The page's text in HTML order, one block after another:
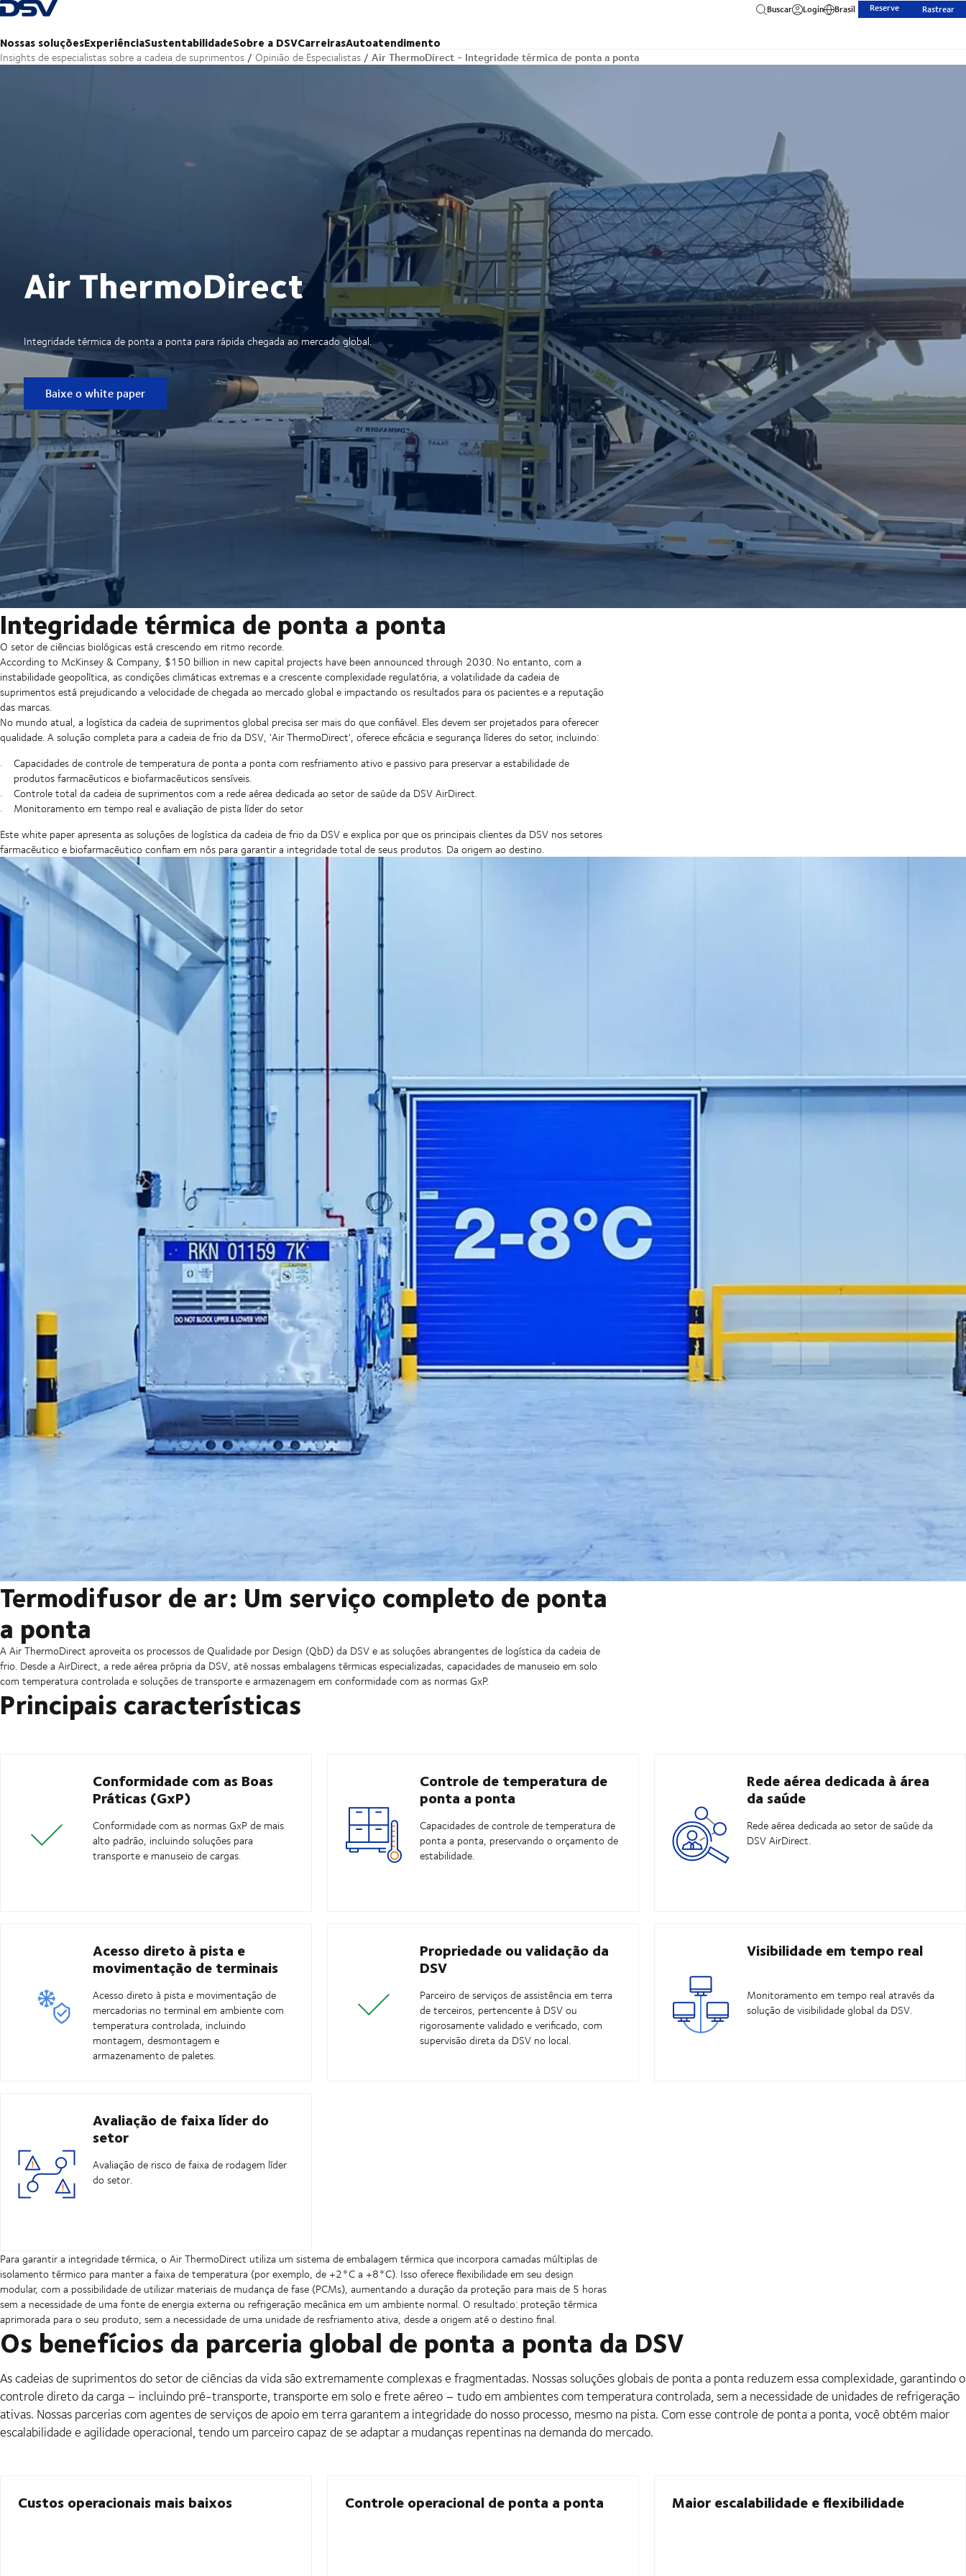
Voltar à página inicial
Nossas soluçõesExperiênciaSustentabilidadeSobre a DSVCarreirasAutoatendimento
Buscar Login Brasil Reserve Rastrear
Insights de especialistas sobre a cadeia de suprimentos Opinião de Especialistas Air ThermoDirect - Integridade térmica de ponta a ponta
Air ThermoDirect
Integridade térmica de ponta a ponta para rápida chegada ao mercado global.
Baixe o white paper
Integridade térmica de ponta a ponta
O setor de ciências biológicas está crescendo em ritmo recorde.
According to McKinsey & Company, $150 billion in new capital projects have been announced through 2030. No entanto, com a
instabilidade geopolítica, as condições climáticas extremas e a crescente complexidade regulatória, a volatilidade da cadeia de
suprimentos está prejudicando a velocidade de chegada ao mercado global e impactando os resultados para os pacientes e a reputação
das marcas.
No mundo atual, a logística da cadeia de suprimentos global precisa ser mais do que confiável. Eles devem ser projetados para oferecer
qualidade. A solução completa para a cadeia de frio da DSV, 'Air ThermoDirect', oferece eficácia e segurança líderes do setor, incluindo:
Capacidades de controle de temperatura de ponta a ponta com resfriamento ativo e passivo para preservar a estabilidade de
produtos farmacêuticos e biofarmacêuticos sensíveis.
Controle total da cadeia de suprimentos com a rede aérea dedicada ao setor de saúde da DSV AirDirect.
Monitoramento em tempo real e avaliação de pista líder do setor
Este white paper apresenta as soluções de logística da cadeia de frio da DSV e explica por que os principais clientes da DSV nos setores
farmacêutico e biofarmacêutico confiam em nós para garantir a integridade total de seus produtos. Da origem ao destino.
Termodifusor de ar: Um serviço completo de ponta
a ponta
A Air ThermoDirect aproveita os processos de Qualidade por Design (QbD) da DSV e as soluções abrangentes de logística da cadeia de
frio. Desde a AirDirect, a rede aérea própria da DSV, até nossas embalagens térmicas especializadas, capacidades de manuseio em solo
com temperatura controlada e soluções de transporte e armazenagem em conformidade com as normas GxP.
Principais características
Conformidade com as Boas
Práticas (GxP)
Conformidade com as normas GxP de mais
alto padrão, incluindo soluções para
transporte e manuseio de cargas.
Controle de temperatura de
ponta a ponta
Capacidades de controle de temperatura de
ponta a ponta, preservando o orçamento de
estabilidade.
Rede aérea dedicada à área
da saúde
Rede aérea dedicada ao setor de saúde da
DSV AirDirect.
Acesso direto à pista e
movimentação de terminais
Acesso direto à pista e movimentação de
mercadorias no terminal em ambiente com
temperatura controlada, incluindo
montagem, desmontagem e
armazenamento de paletes.
Propriedade ou validação da
DSV
Parceiro de serviços de assistência em terra
de terceiros, pertencente à DSV ou
rigorosamente validado e verificado, com
supervisão direta da DSV no local.
Visibilidade em tempo real
Monitoramento em tempo real através da
solução de visibilidade global da DSV.
Avaliação de faixa líder do
setor
Avaliação de risco de faixa de rodagem líder
do setor.
Para garantir a integridade térmica, o Air ThermoDirect utiliza um sistema de embalagem térmica que incorpora camadas múltiplas de
isolamento térmico para manter a faixa de temperatura (por exemplo, de +2°C a +8°C). Isso oferece flexibilidade em seu design
modular, com a possibilidade de utilizar materiais de mudança de fase (PCMs), aumentando a duração da proteção para mais de 5 horas
sem a necessidade de uma fonte de energia externa ou refrigeração mecânica em um ambiente normal. O resultado: proteção térmica
aprimorada para o seu produto, sem a necessidade de uma unidade de resfriamento ativa, desde a origem até o destino final.
Os benefícios da parceria global de ponta a ponta da DSV
As cadeias de suprimentos do setor de ciências da vida são extremamente complexas e fragmentadas. Nossas soluções globais de ponta a ponta reduzem essa complexidade, garantindo o
controle direto da carga – incluindo pré-transporte, transporte em solo e frete aéreo – tudo em ambientes com temperatura controlada, sem a necessidade de unidades de refrigeração
ativas. Nossas parcerias com agentes de serviços de apoio em terra garantem a integridade do nosso processo, mesmo na pista. Com esse controle de ponta a ponta, você obtém maior
escalabilidade e agilidade operacional, tendo um parceiro capaz de se adaptar a mudanças repentinas na demanda do mercado.
Custos operacionais mais baixos Controle operacional de ponta a ponta Maior escalabilidade e flexibilidade